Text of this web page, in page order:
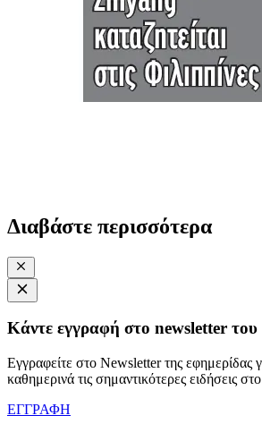
Διαβάστε περισσότερα
Κάντε εγγραφή στο newsletter
Εγγραφείτε στο Newsletter της εφημερίδας
καθημερινά τις σημαντικότερες ειδήσεις
ΕΓΓΡΑΦΗ